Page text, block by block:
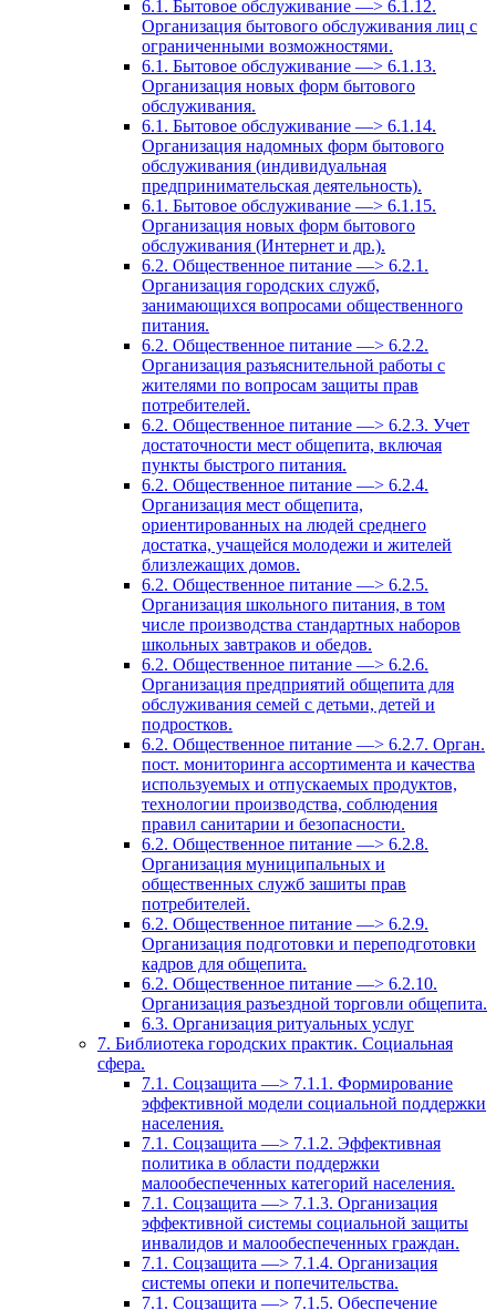
6.1. Бытовое обслуживание —> 6.1.12.
Организация бытового обслуживания лиц с
ограниченными возможностями.
6.1. Бытовое обслуживание —> 6.1.13.
Организация новых форм бытового
обслуживания.
6.1. Бытовое обслуживание —> 6.1.14.
Организация надомных форм бытового
обслуживания (индивидуальная
предпринимательская деятельность).
6.1. Бытовое обслуживание —> 6.1.15.
Организация новых форм бытового
обслуживания (Интернет и др.).
6.2. Общественное питание —> 6.2.1.
Организация городских служб,
занимающихся вопросами общественного
питания.
6.2. Общественное питание —> 6.2.2.
Организация разъяснительной работы с
жителями по вопросам защиты прав
потребителей.
6.2. Общественное питание —> 6.2.3. Учет
достаточности мест общепита, включая
пункты быстрого питания.
6.2. Общественное питание —> 6.2.4.
Организация мест общепита,
ориентированных на людей среднего
достатка, учащейся молодежи и жителей
близлежащих домов.
6.2. Общественное питание —> 6.2.5.
Организация школьного питания, в том
числе производства стандартных наборов
школьных завтраков и обедов.
6.2. Общественное питание —> 6.2.6.
Организация предприятий общепита для
обслуживания семей с детьми, детей и
подростков.
6.2. Общественное питание —> 6.2.7. Орган.
пост. мониторинга ассортимента и качества
используемых и отпускаемых продуктов,
технологии производства, соблюдения
правил санитарии и безопасности.
6.2. Общественное питание —> 6.2.8.
Организация муниципальных и
общественных служб зашиты прав
потребителей.
6.2. Общественное питание —> 6.2.9.
Организация подготовки и переподготовки
кадров для общепита.
6.2. Общественное питание —> 6.2.10.
Организация разъездной торговли общепита.
6.3. Организация ритуальных услуг
7. Библиотека городских практик. Социальная
сфера.
7.1. Соцзащита —> 7.1.1. Формирование
эффективной модели социальной поддержки
населения.
7.1. Соцзащита —> 7.1.2. Эффективная
политика в области поддержки
малообеспеченных категорий населения.
7.1. Соцзащита —> 7.1.3. Организация
эффективной системы социальной защиты
инвалидов и малообеспеченных граждан.
7.1. Соцзащита —> 7.1.4. Организация
системы опеки и попечительства.
7.1. Соцзащита —> 7.1.5. Обеспечение